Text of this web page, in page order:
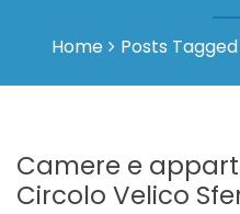
Home Posts
Camere e
Circolo Velico